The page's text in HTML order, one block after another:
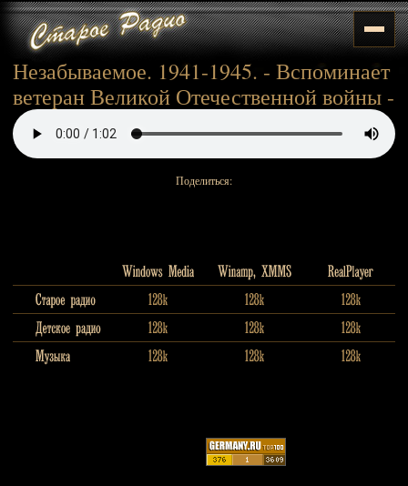
Незабываемое. 1941-1945. - Вспоминает
ветеран Великой Отечественной войны -
Поделиться: